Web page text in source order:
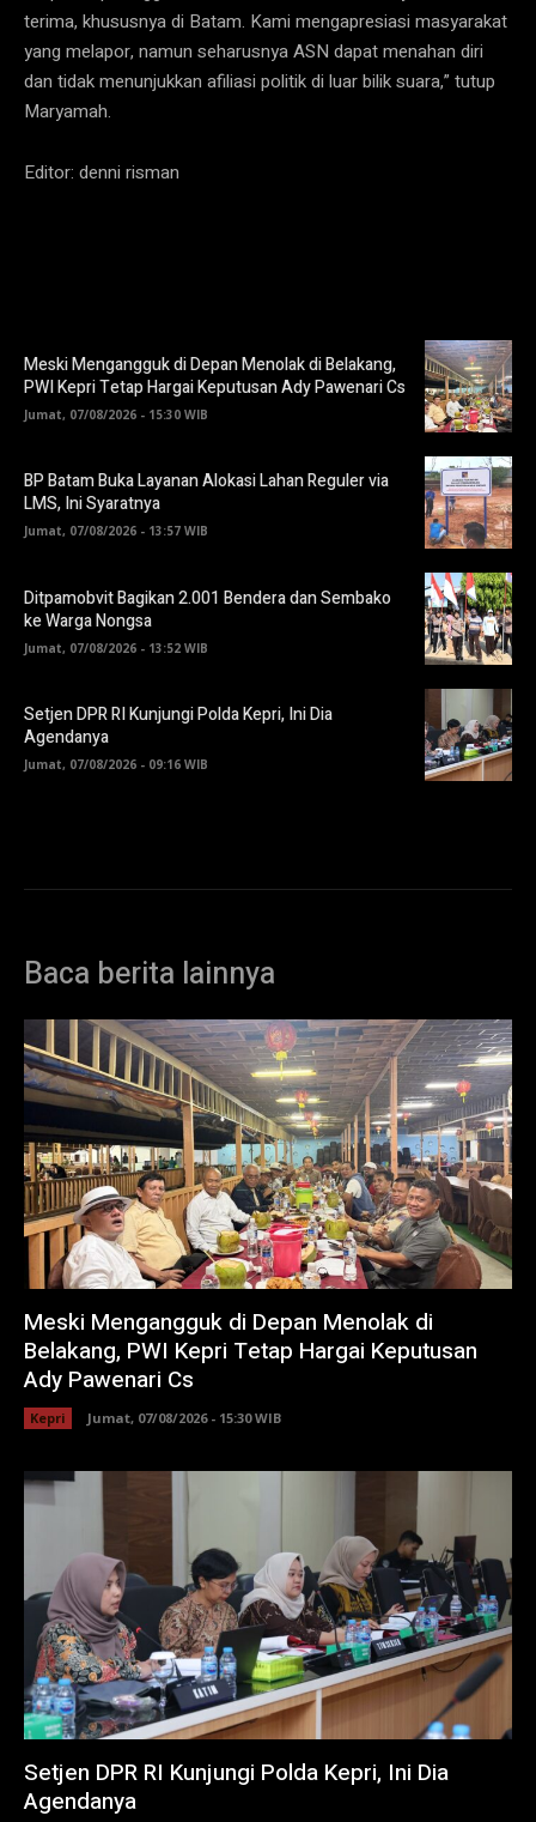
terima, khususnya di Batam. Kami mengapresiasi masyarakat
yang melapor, namun seharusnya ASN dapat menahan diri
dan tidak menunjukkan afiliasi politik di luar bilik suara,” tutup
Maryamah.
Editor: denni risman
Meski Mengangguk di Depan Menolak di Belakang,
PWI Kepri Tetap Hargai Keputusan Ady Pawenari Cs
Jumat, 07/08/2026 - 15:30 WIB
BP Batam Buka Layanan Alokasi Lahan Reguler via
LMS, Ini Syaratnya
Jumat, 07/08/2026 - 13:57 WIB
Ditpamobvit Bagikan 2.001 Bendera dan Sembako
ke Warga Nongsa
Jumat, 07/08/2026 - 13:52 WIB
Setjen DPR RI Kunjungi Polda Kepri, Ini Dia
Agendanya
Jumat, 07/08/2026 - 09:16 WIB
Baca berita lainnya
Meski Mengangguk di Depan Menolak di
Belakang, PWI Kepri Tetap Hargai Keputusan
Ady Pawenari Cs
Kepri Jumat, 07/08/2026 - 15:30 WIB
Setjen DPR RI Kunjungi Polda Kepri, Ini Dia
Agendanya